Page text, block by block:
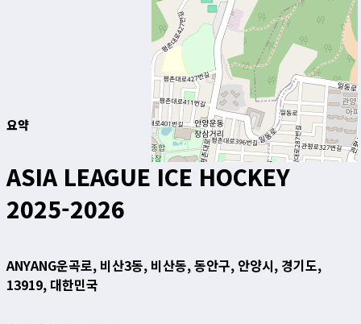
요약
ASIA LEAGUE ICE HOCKEY
2025-2026
ANYANG운곡로, 비산3동, 비산동, 동안구, 안양시, 경기도,
13919, 대한민국